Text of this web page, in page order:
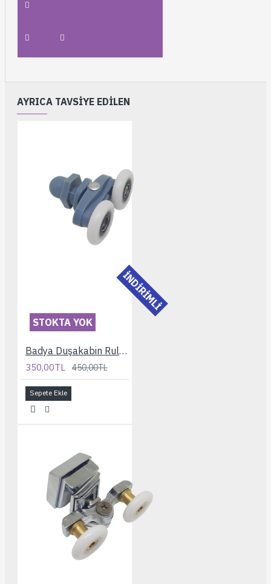
AYRICA TAVSIYE EDILEN
İNDİRİMLİ
STOKTA YOK
Badya Duşakabin Rulmanı
350,00TL 450,00TL
Sepete Ekle